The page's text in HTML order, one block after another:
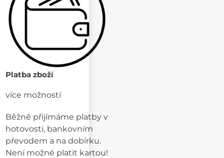
Platba zboží
více možností
Běžně přijímáme platby v
hotovosti, bankovním
převodem a na dobírku.
Není možné platit kartou!